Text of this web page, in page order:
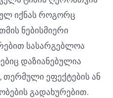
იქნას როგორც
ნებისმიერი
სასარგებლოა
დაზიანებულია
თერმული ეფექტების ან
გადახურებით.